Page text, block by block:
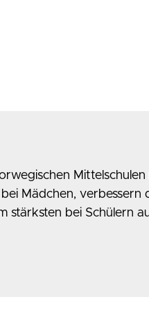
Mädchen,
stärksten bei Schülern